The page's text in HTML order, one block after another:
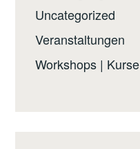
Uncategorized
Veranstaltungen
Workshops | Kurse